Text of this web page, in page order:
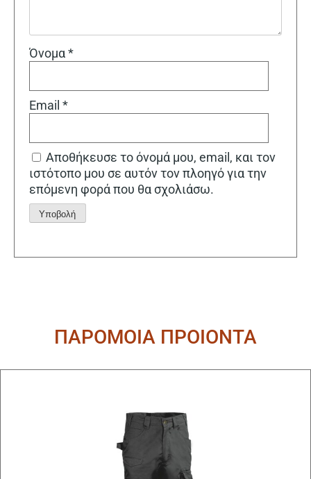
Όνομα*
Email *
Αποθήκευσε το όνομά μου, email, και τον
ιστότοπο μου σε αυτόν τον πλοηγό για την
επόμενη φορά που θα σχολιάσω.
ΠΑΡΟΜΟΙΑ ΠΡΟΙΟΝΤΑ